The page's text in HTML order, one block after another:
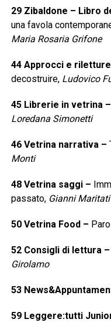
29 Zibaldone – Libro
una favola
Maria Rosaria Grifone
44 Approcci e riletture
decostruire, Ludovico
45 Librerie in vetrina–
Loredana Simonetti
46 Vetrina narrativa–
Monti
48 Vetrina saggi–
passato, Gianni Maritati
50 Vetrina Food –
52 Consigli di lettura–
Girolamo
53
59 Leggere:tutti